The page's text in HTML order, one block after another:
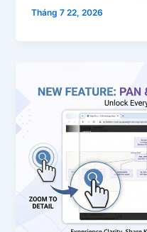
Tháng 7 22, 2026